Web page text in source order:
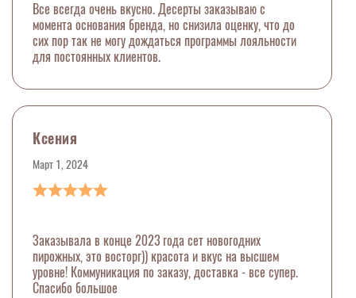
Все всегда очень вкусно. Десерты заказываю с
момента основания бренда, но снизила оценку, что до
сих пор так не могу дождаться программы лояльности
для постоянных клиентов.
Ксения
Март 1, 2024
Заказывала в конце 2023 года сет новогодних
пирожных, это восторг)) красота и вкус на высшем
уровне! Коммуникация по заказу, доставка - все супер.
Спасибо большое